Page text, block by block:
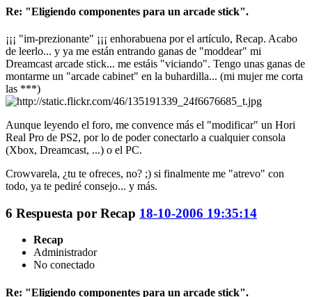
Re: "Eligiendo componentes para un arcade stick".
¡¡¡ "im-prezionante" ¡¡¡ enhorabuena por el artículo, Recap. Acabo
de leerlo... y ya me están entrando ganas de "moddear" mi
Dreamcast arcade stick... me estáis "viciando". Tengo unas ganas de
montarme un "arcade cabinet" en la buhardilla... (mi mujer me corta
las ***)
Aunque leyendo el foro, me convence más el "modificar" un Hori
Real Pro de PS2, por lo de poder conectarlo a cualquier consola
(Xbox, Dreamcast, ...) o el PC.
Crowvarela, ¿tu te ofreces, no? ;) si finalmente me "atrevo" con
todo, ya te pediré consejo... y más.
6 Respuesta por Recap 18-10-2006 19:35:14
Recap
Administrador
No conectado
Re: "Eligiendo componentes para un arcade stick".